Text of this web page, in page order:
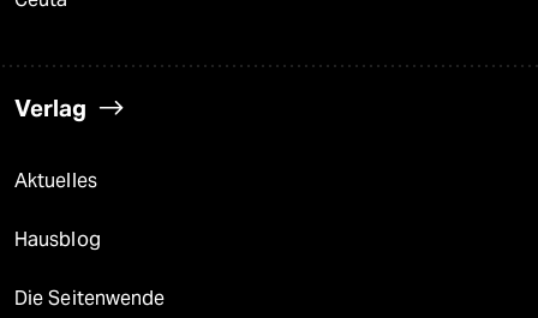
Verlag
Aktuelles
Hausblog
Die Seitenwende